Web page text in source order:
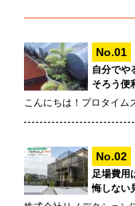
自分でや
そろう便
こんにちは！プロタイム
足場費用
悔しない